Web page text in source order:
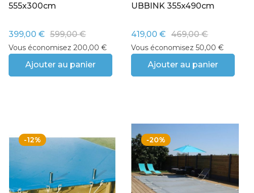
555x300cm
399,00 € 599,00 €
Vous économisez 200,00 €
Ajouter au panier
UBBINK 355x490cm
419,00 € 469,00 €
Vous économisez 50,00 €
Ajouter au panier
-12% -20%